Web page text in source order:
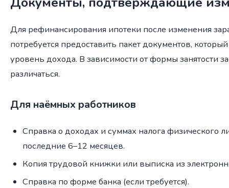
Для рефинансирования ипотеки после изменения
потребуется предоставить пакет документов,
уровень дохода. В зависимости от формы занятости
различаться.
Для наёмных работников
Справка о доходах и суммах налога физического
последние 6–12 месяцев.
Копия трудовой книжки или выписка из
Справка по форме банка (если требуется).